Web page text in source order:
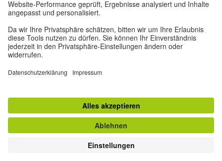
zugänglich und nützlich sein. Personenbezogene
Daten verwenden wir gemäß unserer
Datenschutzrichtlinie.
Privatsphäre-Einstellungen
© Goethe-Institut 2026
Datenschutzerklärung